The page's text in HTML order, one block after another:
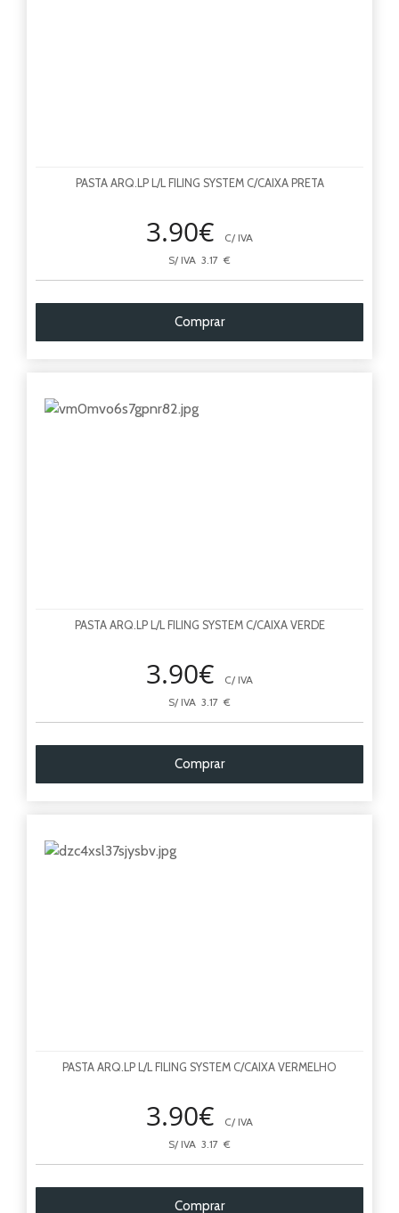
PASTA ARQ.LP L/L FILING SYSTEM C/CAIXA PRETA
3.90€
C/ IVA
S/ IVA 3.17 €
Comprar
PASTA ARQ.LP L/L FILING SYSTEM C/CAIXA VERDE
3.90€
C/ IVA
S/ IVA 3.17 €
Comprar
PASTA ARQ.LP L/L FILING SYSTEM C/CAIXA VERMELHO
3.90€
C/ IVA
S/ IVA 3.17 €
Comprar